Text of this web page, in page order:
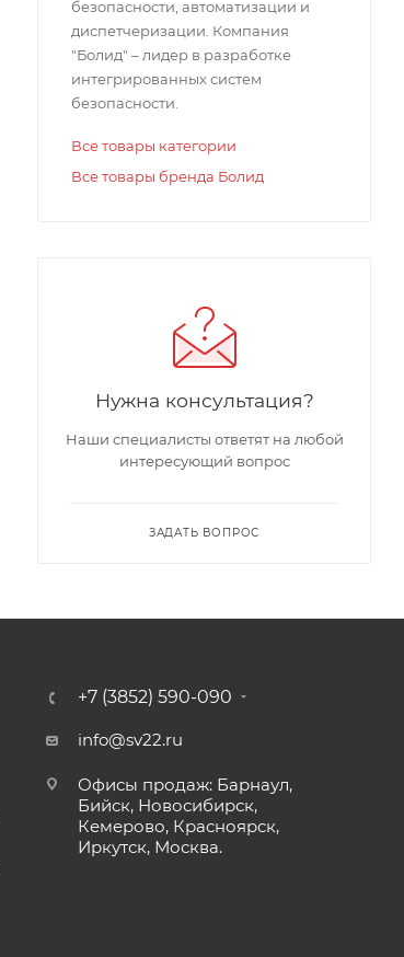
безопасности, автоматизации и
диспетчеризации. Компания
"Болид" – лидер в разработке
интегрированных систем
безопасности.
Все товары категории
Все товары бренда Болид
Нужна консультация?
Наши специалисты ответят на любой
интересующий вопрос
ЗАДАТЬ ВОПРОС
+7 (3852) 590-090
info@sv22.ru
Офисы продаж: Барнаул,
Бийск, Новосибирск,
Кемерово, Красноярск,
Иркутск, Москва.